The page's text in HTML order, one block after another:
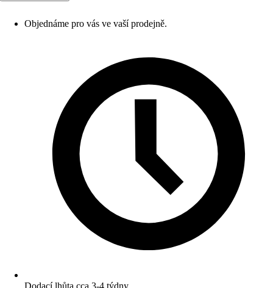
Objednáme pro vás ve vaší prodejně.
Dodací lhůta cca 3-4 týdny